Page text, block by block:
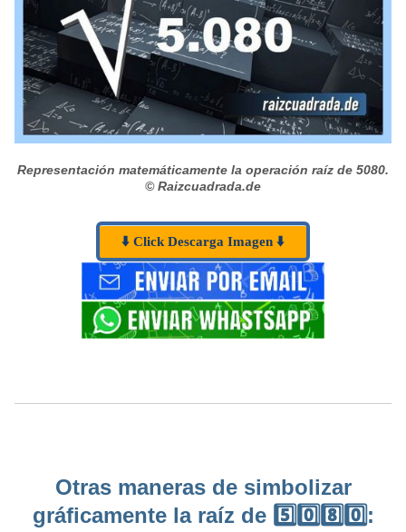
Representación matemáticamente la operación raíz de 5080.
© Raizcuadrada.de
⬇️ Click Descarga Imagen ⬇️
Otras maneras de simbolizar
gráficamente la raíz de 5️⃣0️⃣8️⃣0️⃣: